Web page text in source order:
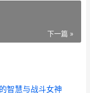
下一篇 »
智慧与战斗女神